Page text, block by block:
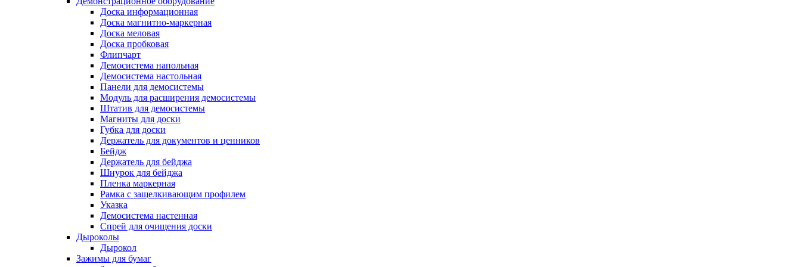
Доска информационная
Доска магнитно-маркерная
Доска меловая
Доска пробковая
Флипчарт
Демосистема напольная
Демосистема настольная
Панели для демосистемы
Модуль для расширения демосистемы
Штатив для демосистемы
Магниты для доски
Губка для доски
Держатель для документов и ценников
Бейдж
Держатель для бейджа
Шнурок для бейджа
Пленка маркерная
Рамка с защелкивающим профилем
Указка
Демосистема настенная
Спрей для очищения доски
Дыроколы
Дырокол
Зажимы для бумаг